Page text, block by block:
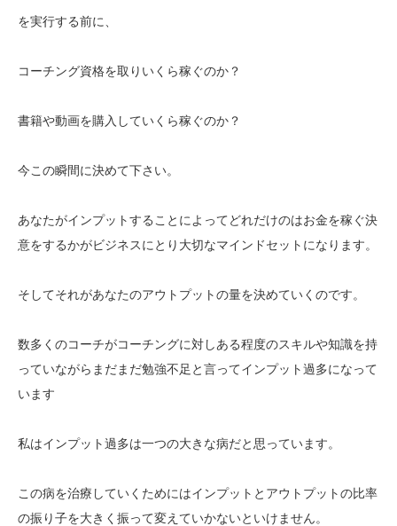
を実行する前に、
コーチング資格を取りいくら稼ぐのか？
書籍や動画を購入していくら稼ぐのか？
今この瞬間に決めて下さい。
あなたがインプットすることによってどれだけのはお金を稼ぐ決
意をするかがビジネスにとり大切なマインドセットになります。
そしてそれがあなたのアウトプットの量を決めていくのです。
数多くのコーチがコーチングに対しある程度のスキルや知識を持
っていながらまだまだ勉強不足と言ってインプット過多になって
います
私はインプット過多は一つの大きな病だと思っています。
この病を治療していくためにはインプットとアウトプットの比率
の振り子を大きく振って変えていかないといけません。